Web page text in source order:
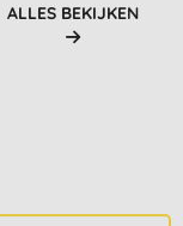
ALLES BEKIJKEN